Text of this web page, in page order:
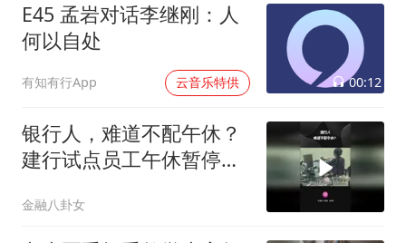
E45 孟岩对话李继刚：人
何以自处
有知有行App 云音乐特供 00:12
银行人，难道不配午休？
建行试点员工午休暂停柜
金融八卦女